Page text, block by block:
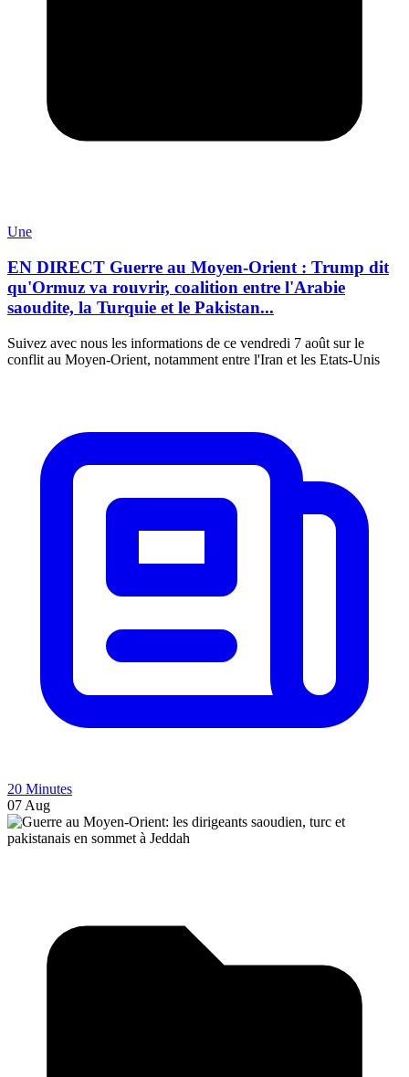
Une
EN DIRECT Guerre au Moyen-Orient : Trump dit
qu'Ormuz va rouvrir, coalition entre l'Arabie
saoudite, la Turquie et le Pakistan...
Suivez avec nous les informations de ce vendredi 7 août sur le
conflit au Moyen-Orient, notamment entre l'Iran et les Etats-Unis
20 Minutes
07 Aug